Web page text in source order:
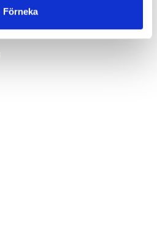
Förneka